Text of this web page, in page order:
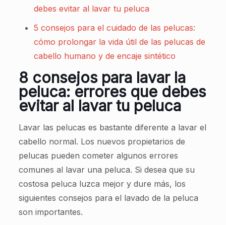
debes evitar al lavar tu peluca
5 consejos para el cuidado de las pelucas:
cómo prolongar la vida útil de las pelucas de
cabello humano y de encaje sintético
8 consejos para lavar la
peluca: errores que debes
evitar al lavar tu peluca
Lavar las pelucas es bastante diferente a lavar el
cabello normal. Los nuevos propietarios de
pelucas pueden cometer algunos errores
comunes al lavar una peluca. Si desea que su
costosa peluca luzca mejor y dure más, los
siguientes consejos para el lavado de la peluca
son importantes.